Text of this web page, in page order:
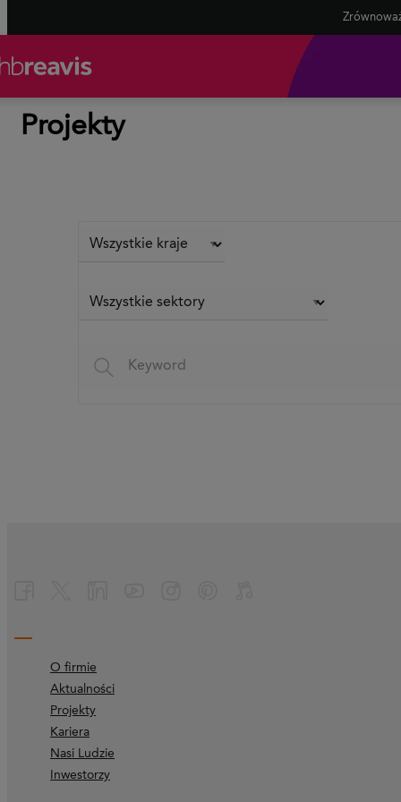
Projekty
O firmie
Aktualności
Projekty
Kariera
Nasi Ludzie
Inwestorzy